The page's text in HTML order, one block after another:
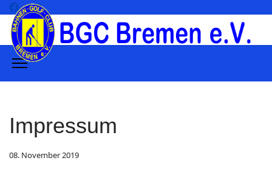
Impressum
08. November 2019